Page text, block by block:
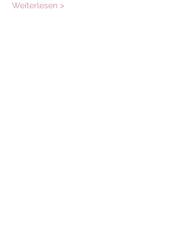
Weiterlesen >